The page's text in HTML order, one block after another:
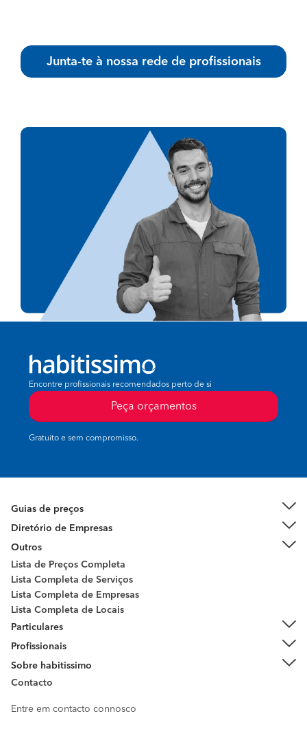
Junta-te à nossa rede de profissionais
Encontre profissionais recomendados perto de si
Peça orçamentos
Gratuito e sem compromisso.
Guias de preços
Diretório de Empresas
Outros
Lista de Preços Completa
Lista Completa de Serviços
Lista Completa de Empresas
Lista Completa de Locais
Particulares
Profissionais
Sobre habitissimo
Contacto
Entre em contacto connosco